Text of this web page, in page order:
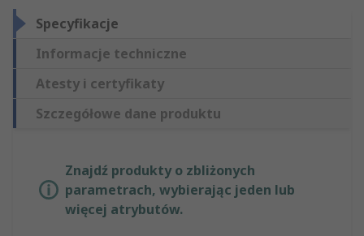
Specyfikacje
Informacje techniczne
Atesty i certyfikaty
Szczegółowe dane produktu
Znajdź produkty o zbliżonych
parametrach, wybierając jeden lub
więcej atrybutów.